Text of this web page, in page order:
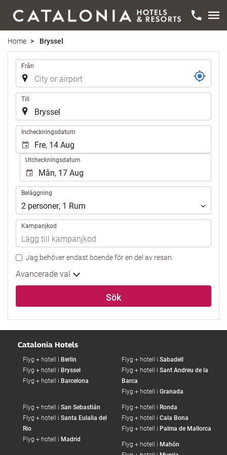
Home Bryssel
Resa
Från
Till
Incheckningsdatum
Utcheckningsdatum
Beläggning
Beläggning
2 personer, 1 Rum
Kampanjkod
Jag behöver endast boende för en del av resan.
Avancerade val
Sök
Catalonia Hotels
Flyg + hotell i Berlin
Flyg + hotell i Bryssel
Flyg + hotell i Barcelona
Flyg + hotell i Sabadell
Flyg + hotell i Sant Andreu de la
Barca
Flyg + hotell i Granada
Flyg + hotell i San Sebastián
Flyg + hotell i Santa Eulalia del
Rio
Flyg + hotell i Madrid
Flyg + hotell i Ronda
Flyg + hotell i Cala Bona
Flyg + hotell i Palma de Mallorca
Flyg + hotell i Mahón